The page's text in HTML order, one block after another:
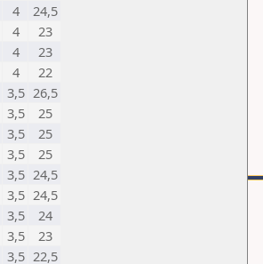
4
24,5
4
23
4
23
4
22
3,5 26,5
3,5
25
3,5
25
3,5
25
3,5 24,5
3,5 24,5
3,5
24
3,5
23
3,5 22,5